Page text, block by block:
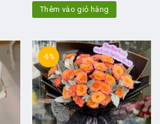
Thêm vào giỏ hàng
-6%